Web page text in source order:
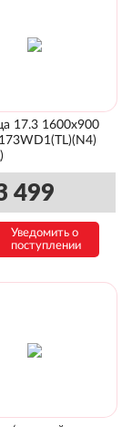
17.3 1600x900
499
Уведомить о
поступлении